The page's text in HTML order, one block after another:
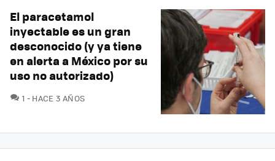
El paracetamol
inyectable es un gran
desconocido (y ya tiene
en alerta a México por su
uso no autorizado)
1 COMENTARIOS
HACE 3 AÑOS